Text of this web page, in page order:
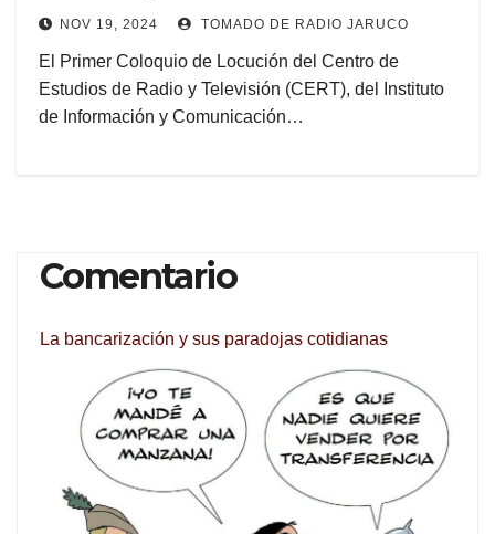
NOV 19, 2024 TOMADO DE RADIO JARUCO
El Primer Coloquio de Locución del Centro de
Estudios de Radio y Televisión (CERT), del Instituto
de Información y Comunicación…
Comentario
La bancarización y sus paradojas cotidianas